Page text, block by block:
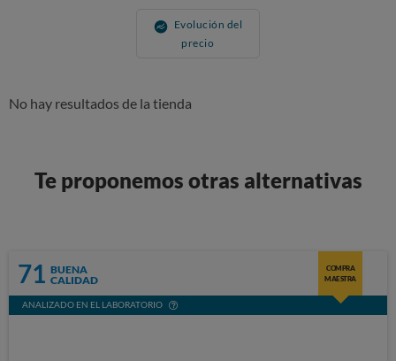
Evolución del
precio
No hay resultados de la tienda
Te proponemos otras alternativas
71 BUENA
CALIDAD
COMPRA
MAESTRA
ANALIZADO EN EL LABORATORIO